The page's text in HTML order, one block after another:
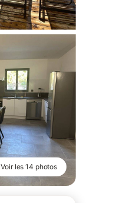
Voir les14 photos